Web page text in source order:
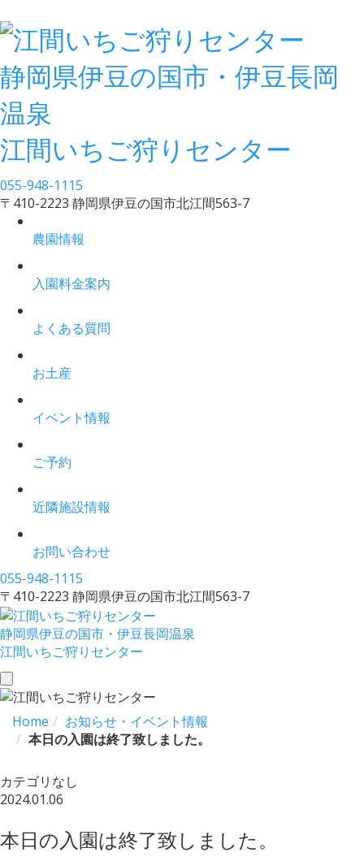
静岡県伊豆の国市・伊豆長岡
温泉
江間いちご狩りセンター
055-948-1115
〒410-2223 静岡県伊豆の国市北江間563-7
農園情報
入園料金案内
よくある質問
お土産
イベント情報
ご予約
近隣施設情報
お問い合わせ
055-948-1115
〒410-2223 静岡県伊豆の国市北江間563-7
静岡県伊豆の国市・伊豆長岡温泉
江間いちご狩りセンター
toggle
navigation
Home
お知らせ・イベント情報
本日の入園は終了致しました。
カテゴリなし
2024.01.06
本日の入園は終了致しました。